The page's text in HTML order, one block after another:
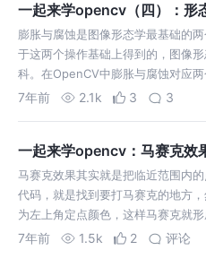
一起来学opencv（四）：形
膨胀与腐蚀是图像形态学最基础的
于这两个操作基础上得到的，图像
科。在OpenCV中膨胀与腐蚀对应
大值滤波，即用最大值替换中心像
7年前 2.1k 3 3
一起来学opencv：马赛克效
马赛克效果其实就是把临近范围内
代码，就是找到要打马赛克的地方
为左上角定点颜色，这样马赛克就
者更大，只要要修矩阵的大小即可。
7年前 1.5k 2 评论